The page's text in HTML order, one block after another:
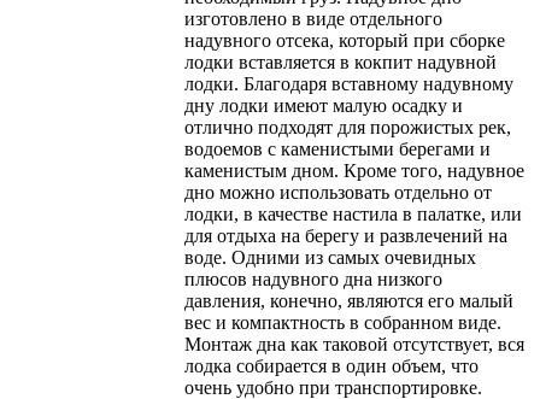
изготовлено в виде отдельного
надувного отсека, который при сборке
лодки вставляется в кокпит надувной
лодки. Благодаря вставному надувному
дну лодки имеют малую осадку и
отлично подходят для порожистых рек,
водоемов с каменистыми берегами и
каменистым дном. Кроме того, надувное
дно можно использовать отдельно от
лодки, в качестве настила в палатке, или
для отдыха на берегу и развлечений на
воде. Одними из самых очевидных
плюсов надувного дна низкого
давления, конечно, являются его малый
вес и компактность в собранном виде.
Монтаж дна как таковой отсутствует, вся
лодка собирается в один объем, что
очень удобно при транспортировке.